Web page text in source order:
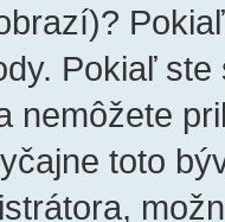
Pokiaľ
nemôžete
toto